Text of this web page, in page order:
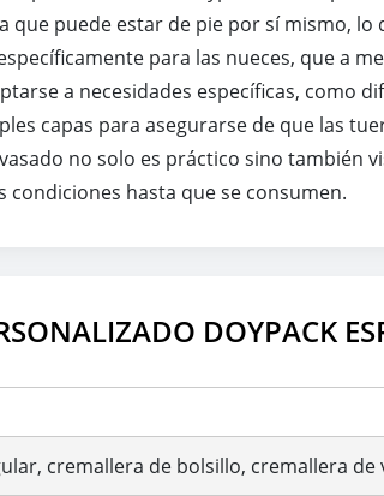
puede estar de pie por sí mismo, lo
para las nueces, que a
a necesidades específicas, como
capas para asegurarse de que las
no solo es práctico sino también
hasta que se consumen.
DOYPACK
cremallera de bolsillo, cremallera de